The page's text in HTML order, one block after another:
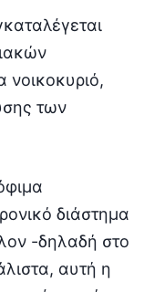
των
διάστημα
-δηλαδή στο
αυτή η